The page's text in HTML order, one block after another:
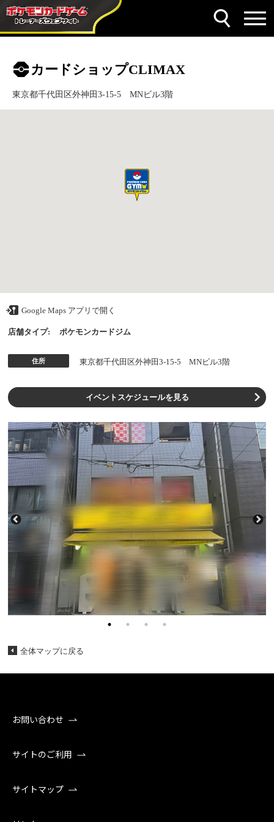
カードショップCLIMAX
東京都千代田区外神田3-15-5 MNビル3階
Google Maps アプリで開く
店舗タイプ: ポケモンカードジム
住所 東京都千代田区外神田3-15-5 MNビル3階
イベントスケジュールを見る
全体マップに戻る
お問い合わせ
サイトのご利用
サイトマップ